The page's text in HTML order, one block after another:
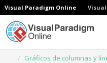
Visual Paradigm Online
Gráficos de columnas y